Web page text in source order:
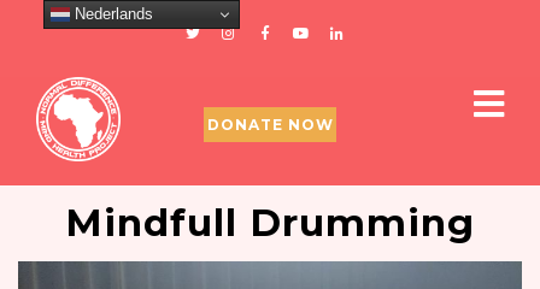
DONATE NOW
Mindfull Drumming
Nederlands